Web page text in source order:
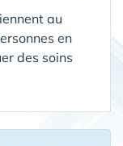
au
en
des soins